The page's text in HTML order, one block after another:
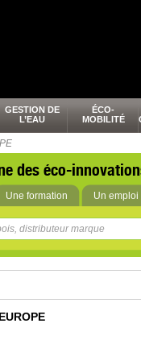
GESTION DE
L’EAU
ÉCO-
MOBILITÉ
des éco-
Une formation Un emploi